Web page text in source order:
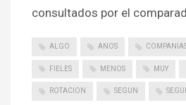
consultados por el
ALGO ANOS
FIELES MENOS MUY
ROTACION SEGUN